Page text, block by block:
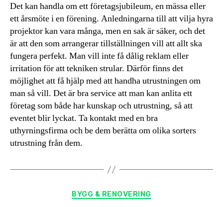
Det kan handla om ett företagsjubileum, en mässa eller
ett årsmöte i en förening. Anledningarna till att vilja hyra
projektor kan vara många, men en sak är säker, och det
är att den som arrangerar tillställningen vill att allt ska
fungera perfekt. Man vill inte få dålig reklam eller
irritation för att tekniken strular. Därför finns det
möjlighet att få hjälp med att handha utrustningen om
man så vill. Det är bra service att man kan anlita ett
företag som både har kunskap och utrustning, så att
eventet blir lyckat. Ta kontakt med en bra
uthyrningsfirma och be dem berätta om olika sorters
utrustning från dem.
Kategorier
BYGG & RENOVERING